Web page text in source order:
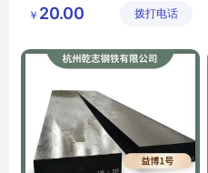
办公室休闲靠枕
技有限公
￥ 20.00 拨打电话